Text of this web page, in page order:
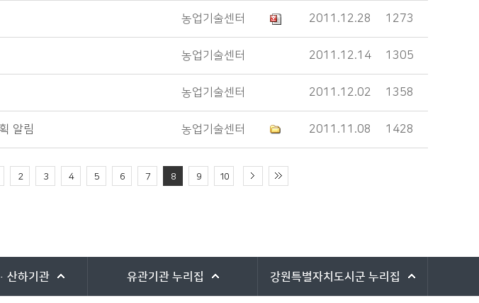
농업기술센터 2011.12.28 1273
농업기술센터 2011.12.14 1305
농업기술센터 2011.12.02 1358
알림 농업기술센터 2011.11.08 1428
2 3 4 5 6 7 8 9 10
산하기관 유관기관 누리집 강원특별자치도시군 누리집